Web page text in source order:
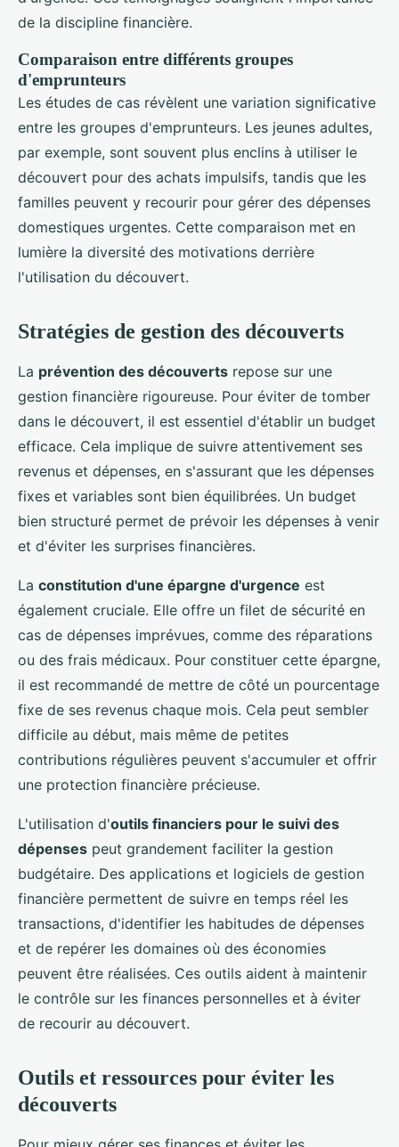
de la discipline financière.
Comparaison entre différents groupes
d'emprunteurs
Les études de cas révèlent une variation significative
entre les groupes d'emprunteurs. Les jeunes adultes,
par exemple, sont souvent plus enclins à utiliser le
découvert pour des achats impulsifs, tandis que les
familles peuvent y recourir pour gérer des dépenses
domestiques urgentes. Cette comparaison met en
lumière la diversité des motivations derrière
l'utilisation du découvert.
Stratégies de gestion des découverts
La prévention des découverts repose sur une
gestion financière rigoureuse. Pour éviter de tomber
dans le découvert, il est essentiel d'établir un budget
efficace. Cela implique de suivre attentivement ses
revenus et dépenses, en s'assurant que les dépenses
fixes et variables sont bien équilibrées. Un budget
bien structuré permet de prévoir les dépenses à venir
et d'éviter les surprises financières.
La constitution d'une épargne d'urgence est
également cruciale. Elle offre un filet de sécurité en
cas de dépenses imprévues, comme des réparations
ou des frais médicaux. Pour constituer cette épargne,
il est recommandé de mettre de côté un pourcentage
fixe de ses revenus chaque mois. Cela peut sembler
difficile au début, mais même de petites
contributions régulières peuvent s'accumuler et offrir
une protection financière précieuse.
L'utilisation d'outils financiers pour le suivi des
dépenses peut grandement faciliter la gestion
budgétaire. Des applications et logiciels de gestion
financière permettent de suivre en temps réel les
transactions, d'identifier les habitudes de dépenses
et de repérer les domaines où des économies
peuvent être réalisées. Ces outils aident à maintenir
le contrôle sur les finances personnelles et à éviter
de recourir au découvert.
Outils et ressources pour éviter les
découverts